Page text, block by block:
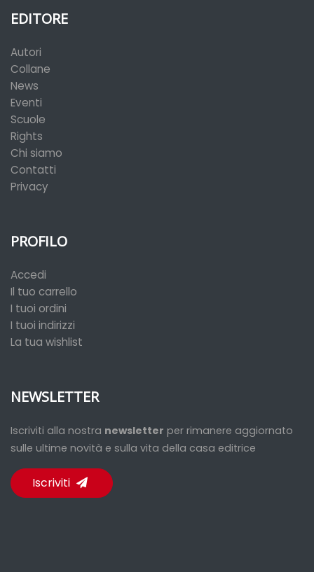
EDITORE
Autori
Collane
News
Eventi
Scuole
Rights
Chi siamo
Contatti
Privacy
PROFILO
Accedi
Il tuo carrello
I tuoi ordini
I tuoi indirizzi
La tua wishlist
NEWSLETTER
Iscriviti alla nostra newsletter per rimanere aggiornato
sulle ultime novità e sulla vita della casa editrice
Iscriviti